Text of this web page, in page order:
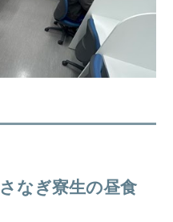
なぎ寮生の昼食